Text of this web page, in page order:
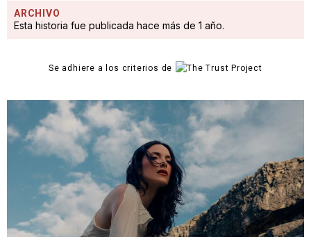
ARCHIVO
Esta historia fue publicada hace más de 1 año.
Se adhiere a los criterios de